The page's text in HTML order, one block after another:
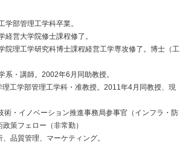
学部管理工学科卒業。
経営大学院修士課程修了。
院理工学研究科博士課程経営工学専攻修了。博士（工
系・講師。2002年6月同助教授。
工学部管理工学科・准教授。2011年4月同教授、現
術・イノベーション推進事務局参事官（インフラ・防
策フェロー（非常勤）
品質管理、マーケティング。